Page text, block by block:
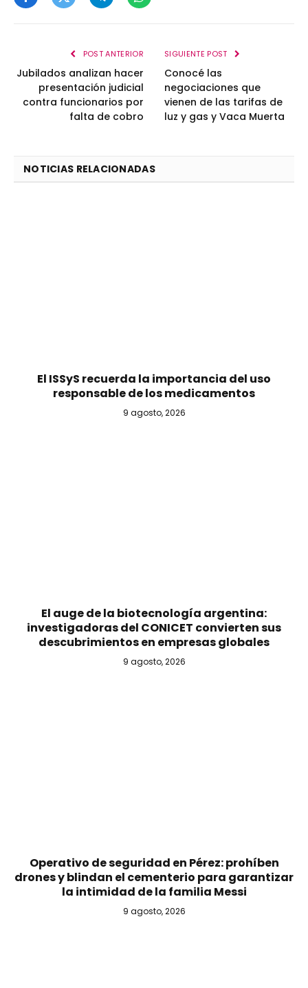
FacebookTwitterTelegramWhatsApp
POST ANTERIOR
Jubilados analizan hacer
presentación judicial
contra funcionarios por
falta de cobro
SIGUIENTE POST
Conocé las
negociaciones que
vienen de las tarifas de
luz y gas y Vaca Muerta
NOTICIAS RELACIONADAS
El ISSyS recuerda la importancia del uso
responsable de los medicamentos
9 agosto, 2026
El auge de la biotecnología argentina:
investigadoras del CONICET convierten sus
descubrimientos en empresas globales
9 agosto, 2026
Operativo de seguridad en Pérez: prohíben
drones y blindan el cementerio para garantizar
la intimidad de la familia Messi
9 agosto, 2026